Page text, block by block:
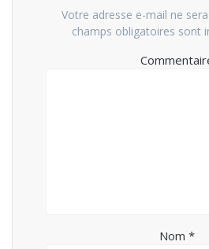
Votre adresse e-mail ne
champs obligatoires sont
Nom *